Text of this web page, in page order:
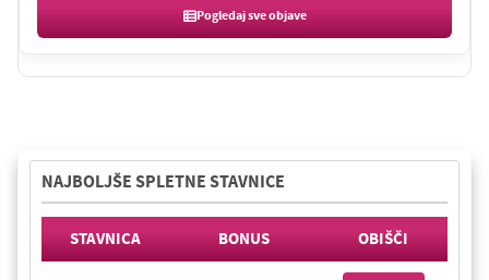
Pogledaj sve objave
NAJBOLJŠE SPLETNE STAVNICE
STAVNICA BONUS OBIŠČI